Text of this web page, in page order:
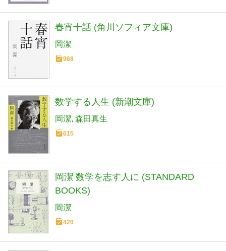
春宵十話 (角川ソフィア文庫)
岡潔
988
数学する人生 (新潮文庫)
岡潔 森田真生
615
岡潔 数学を志す人に (STANDARD
BOOKS)
岡潔
420